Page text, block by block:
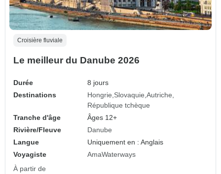
Croisière fluviale
Le meilleur du Danube 2026
Durée
8 jours
Destinations
Hongrie Slovaquie Autriche
République tchèque
Tranche d'âge
Âges 12+
Rivière/Fleuve
Danube
Langue
Uniquement en : Anglais
Voyagiste
AmaWaterways
À partir de